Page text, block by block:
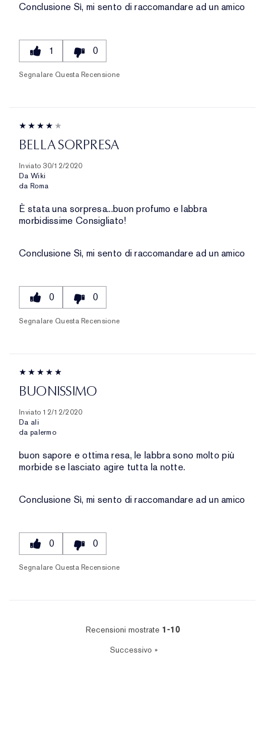
Conclusione Sì, mi sento di raccomandare ad un amico
1 0
Segnalare Questa Recensione
BELLA SORPRESA
Inviato 30/12/2020
Da Wiki
da Roma
È stata una sorpresa...buon profumo e labbra
morbidissime Consigliato!
Conclusione Sì, mi sento di raccomandare ad un amico
0 0
Segnalare Questa Recensione
BUONISSIMO
Inviato 12/12/2020
Da ali
da palermo
buon sapore e ottima resa, le labbra sono molto più
morbide se lasciato agire tutta la notte.
Conclusione Sì, mi sento di raccomandare ad un amico
0 0
Segnalare Questa Recensione
Recensioni mostrate 1-10
Successivo »